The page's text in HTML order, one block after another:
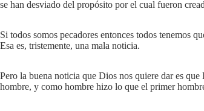
se han desviado del propósito por el cual fueron
Si todos somos pecadores entonces todos tenemos
Esa es, tristemente, una mala noticia.
Pero la buena noticia que Dios nos quiere dar es
hombre, y como hombre hizo lo que el primer